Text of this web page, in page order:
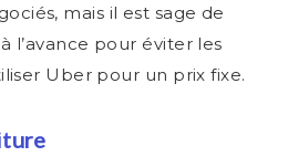
mais il est sage de
l’avance pour éviter les
Uber pour un prix fixe.